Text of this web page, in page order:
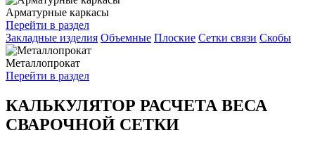
Арматурные каркасы
Перейти в раздел
Закладные изделия Объемные Плоские Сетки связи Скобы
Металлопрокат
Перейти в раздел
КАЛЬКУЛЯТОР РАСЧЕТА ВЕСА
СВАРОЧНОЙ СЕТКИ